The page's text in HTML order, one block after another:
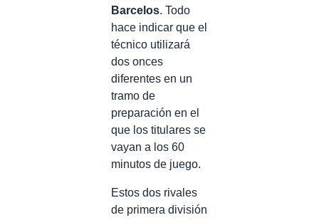
Barcelos. Todo
hace indicar que el
técnico utilizará
dos onces
diferentes en un
tramo de
preparación en el
que los titulares se
vayan a los 60
minutos de juego.
Estos dos rivales
de primera división